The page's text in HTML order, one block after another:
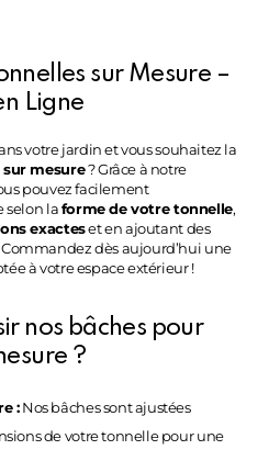
sur Mesure –
Ligne
votre jardin et vous souhaitez la
sur mesure? Grâce à notre
pouvez facilement
selon laforme de votre tonnelle,
exacteset en ajoutant des
Commandez dès aujourd’hui une
à votre espace extérieur !
nos bâches pour
?
:Nos bâches sont ajustées
de votre tonnelle pour une